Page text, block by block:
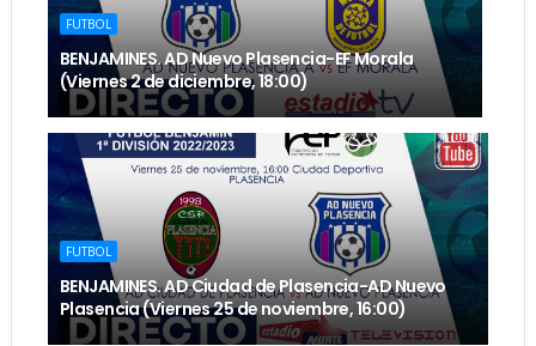
FUTBOL
BENJAMINES. AD Nuevo Plasencia-EF Morala
(Viernes 2 de diciembre, 18:00)
FUTBOL
BENJAMINES. AD Ciudad de Plasencia-AD Nuevo
Plasencia (Viernes 25 de noviembre, 16:00)